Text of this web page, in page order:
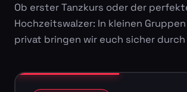
Ob erster Tanzkurs oder der
Hochzeitswalzer: In kleinen
privat bringen wir euch sicher durch